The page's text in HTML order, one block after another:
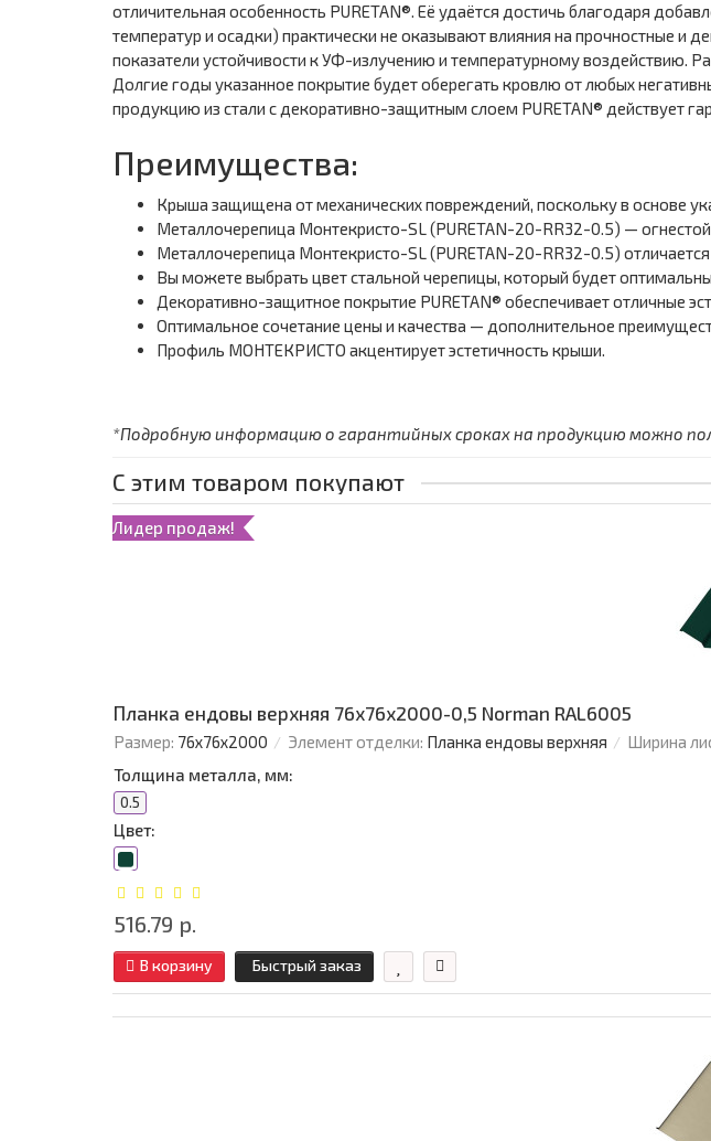
отличительная особенность PURETAN®. Её удаётся достичь благодаря
температур и осадки) практически не оказывают влияния на прочностные и
показатели устойчивости к УФ-излучению и температурному воздействию.
Долгие годы указанное покрытие будет оберегать кровлю от любых
продукцию из стали с декоративно-защитным слоем PURETAN® действует
Преимущества:
Крыша защищена от механических повреждений, поскольку в основе
Металлочерепица Монтекристо-SL (PURETAN-20-RR32-0.5) —
Металлочерепица Монтекристо-SL (PURETAN-20-RR32-0.5)
Вы можете выбрать цвет стальной черепицы, который будет
Декоративно-защитное покрытие PURETAN® обеспечивает отличные
Оптимальное сочетание цены и качества — дополнительное
Профиль МОНТЕКРИСТО акцентирует эстетичность крыши.
*Подробную информацию о гарантийных сроках на продукцию можно
С этим товаром покупают
Лидер продаж!
Планка ендовы верхняя 76х76х2000-0,5 Norman RAL6005
Размер: 76х76х2000 Элемент отделки: Планка ендовы верхняя Ширина
Толщина металла, мм:
0.5
Цвет:
516.79 р.
В корзину Быстрый заказ